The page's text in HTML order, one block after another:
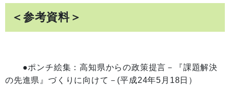
＜参考資料＞
●ポンチ絵集：高知県からの政策提言－『課題解決
の先進県』づくりに向けて－(平成24年5月18日）